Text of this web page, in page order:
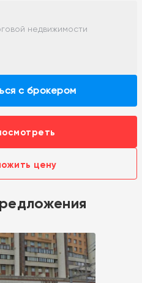
недвижимости
с брокером
цену